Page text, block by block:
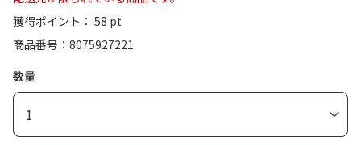
獲得ポイント： 58 pt
商品番号
8075927221
数量
1